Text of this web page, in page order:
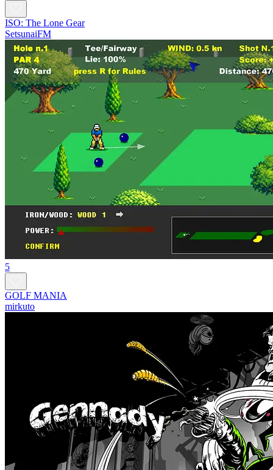
ISO: The Lone Gear
SetsunaiFM
5
GOLF MANIA
mirkuto